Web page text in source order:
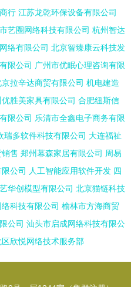
行 江苏龙乾环保设备有限公司
艺圈网络科技有限公司 杭州智达
络有限公司 北京智臻康云科技发
限公司 广州市优眠心理咨询有限
京拉辛达商贸有限公司 机电建造
胜美家具有限公司 合肥纽斯信
限公司 乐清市全鑫电子商务有限
瑞多软件科技有限公司 大连福祉
销售 郑州幕森家居有限公司 周易
公司 人工智能应用软件开发 四
华创模型有限公司 北京猫链科技
科技有限公司 榆林市方海商贸
公司 汕头市启成网络科技有限公
区欣悦网络技术服务部